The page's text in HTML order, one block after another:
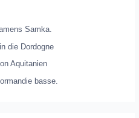
Samka.
die Dordogne
Aquitanien
basse.